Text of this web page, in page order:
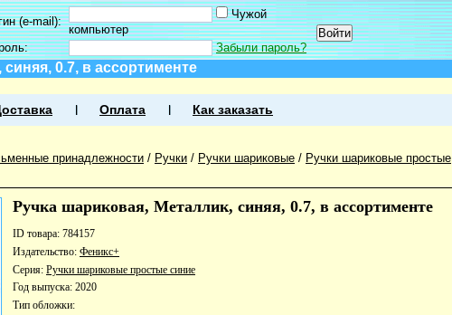
(e-mail):
Чужой
компьютер
Забыли пароль?
0.7, в ассортименте
Оплата Как заказать
принадлежности / Ручки / Ручки шариковые / Ручки шариковые простые
Ручка шариковая, Металлик, синяя, 0.7, в ассортименте
ID товара: 784157
Издательство: Феникс+
Серия: Ручки шариковые простые синие
Год выпуска: 2020
Тип обложки: